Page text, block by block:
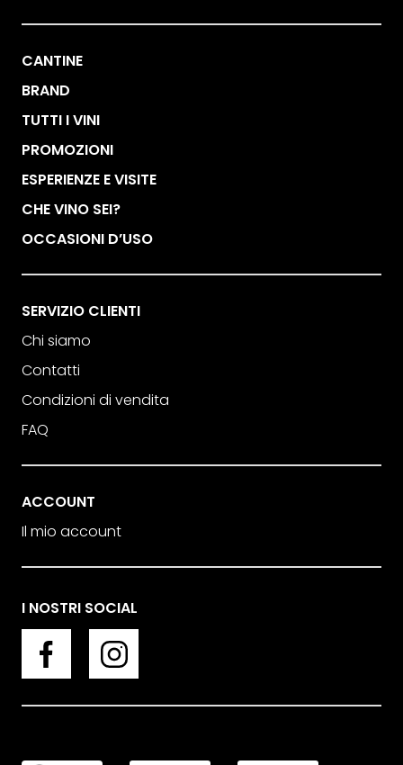
CANTINE
BRAND
TUTTI I VINI
PROMOZIONI
ESPERIENZE E VISITE
CHE VINO SEI?
OCCASIONI D’USO
SERVIZIO CLIENTI
Chi siamo
Contatti
Condizioni di vendita
FAQ
ACCOUNT
Il mio account
I NOSTRI SOCIAL